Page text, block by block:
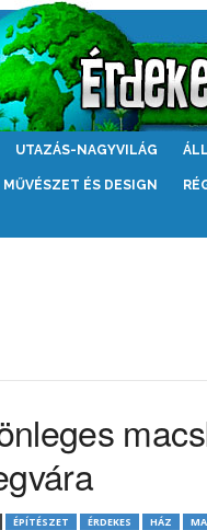
UTAZÁS-NAGYVILÁG
MŰVÉSZET ÉS DESIGN
ÉPÍTÉSZET ÉRDEKES HÁZ